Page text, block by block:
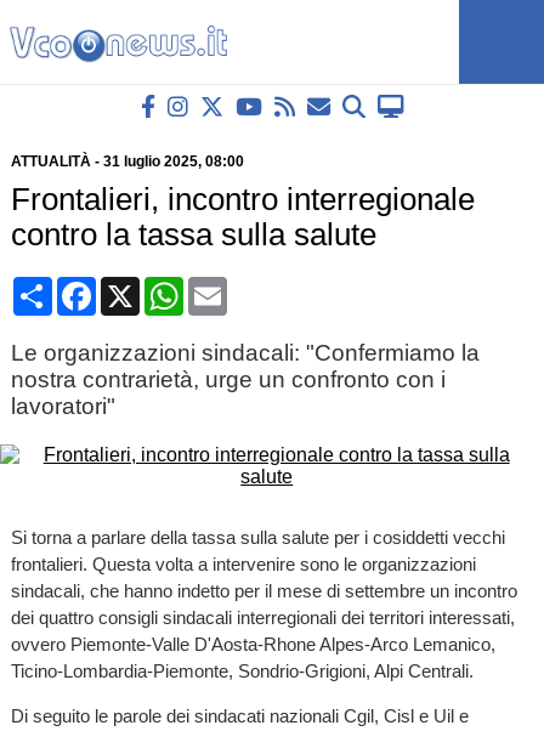
ATTUALITÀ- 31 luglio 2025, 08:00
Frontalieri, incontro interregionale
contro la tassa sulla salute
CondividiFacebook
X WhatsApp
Email
Le organizzazioni sindacali: "Confermiamo la
nostra contrarietà, urge un confronto con i
lavoratori"
Si torna a parlare della tassa sulla salute per i cosiddetti vecchi
frontalieri. Questa volta a intervenire sono le organizzazioni
sindacali, che hanno indetto per il mese di settembre un incontro
dei quattro consigli sindacali interregionali dei territori interessati,
ovvero Piemonte-Valle D'Aosta-Rhone Alpes-Arco Lemanico,
Ticino-Lombardia-Piemonte, Sondrio-Grigioni, Alpi Centrali.
Di seguito le parole dei sindacati nazionali Cgil, Cisl e Uil e